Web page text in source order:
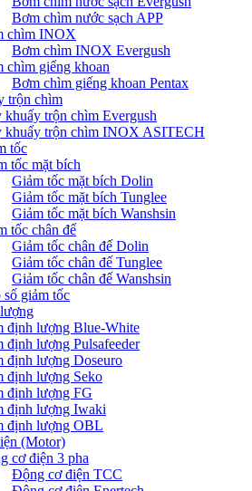
Bơm chìm nước sạch APP
chìm INOX
Bơm chìm INOX Evergush
chìm giếng khoan
Bơm chìm giếng khoan Pentax
trộn chìm
khuấy trộn chìm Evergush
khuấy trộn chìm INOX ASITECH
tốc
tốc mặt bích
Giảm tốc mặt bích Dolin
Giảm tốc mặt bích Tunglee
Giảm tốc mặt bích Wanshsin
tốc chân đế
Giảm tốc chân đế Dolin
Giảm tốc chân đế Tunglee
Giảm tốc chân đế Wanshsin
số giảm tốc
định lượng Blue-White
định lượng Pulsafeeder
định lượng Doseuro
định lượng Seko
định lượng FG
định lượng Iwaki
định lượng OBL
(Motor)
cơ điện 3 pha
Động cơ điện TCC